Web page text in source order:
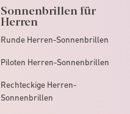
Sonnenbrillen für
Herren
Runde Herren-Sonnenbrillen
Piloten Herren-Sonnenbrillen
Rechteckige Herren-
Sonnenbrillen